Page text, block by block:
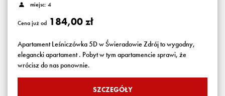
miejsc: 4
Cena już od 184,00 zł
Apartament Leśniczówka 5D w Świeradowie Zdrój to wygodny,
elegancki apartament . Pobyt w tym apartamencie sprawi, że
wrócisz do nas ponownie.
SZCZEGÓŁY